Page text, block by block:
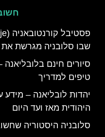
שבו סלובניה מגרשת את
סיורים חינם
טיפים למדריך
יהדות לובליאנה – מידע
היהודית מאז ועד היום
סלובניה היסטוריה